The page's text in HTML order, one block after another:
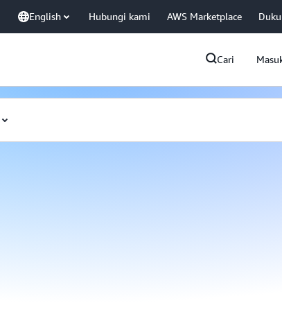
English Hubungi kami AWS Marketplace
Cari